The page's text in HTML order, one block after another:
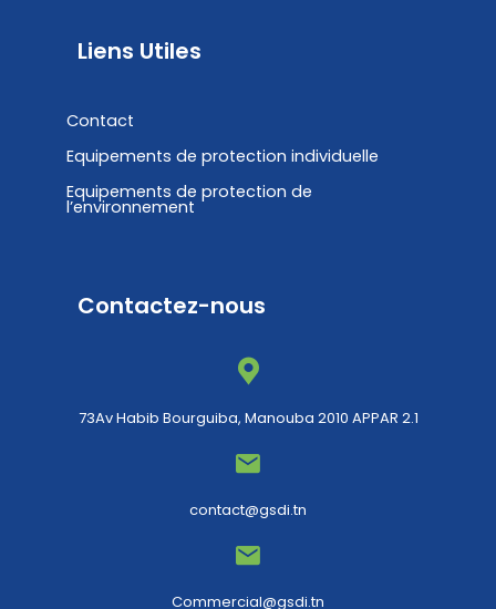
Liens Utiles
Contact
Equipements de protection individuelle
Equipements de protection de
l’environnement
Contactez-nous
73Av Habib Bourguiba, Manouba 2010 APPAR 2.1
contact@gsdi.tn
Commercial@gsdi.tn